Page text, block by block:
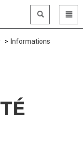
Informations